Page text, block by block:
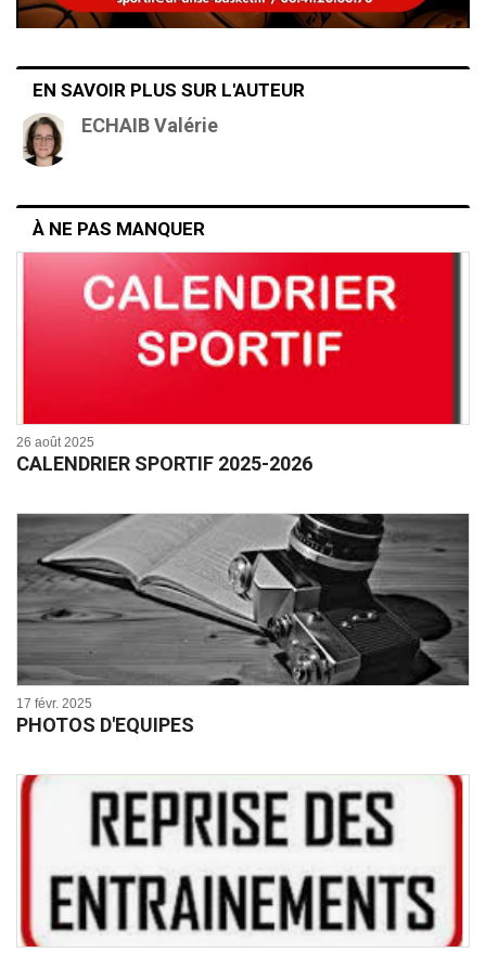
EN SAVOIR PLUS SUR L'AUTEUR
ECHAIB Valérie
À NE PAS MANQUER
26 août 2025
CALENDRIER SPORTIF 2025-2026
17 févr. 2025
PHOTOS D'EQUIPES